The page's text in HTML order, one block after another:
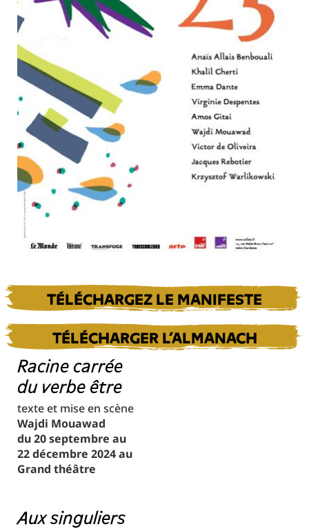
TÉLÉCHARGEZ LE MANIFESTE
TÉLÉCHARGER L’ALMANACH
Racine carrée
du verbe être
texte et mise en scène
Wajdi Mouawad
du 20 septembre au
22 décembre 2024 au
Grand théâtre
Aux singuliers